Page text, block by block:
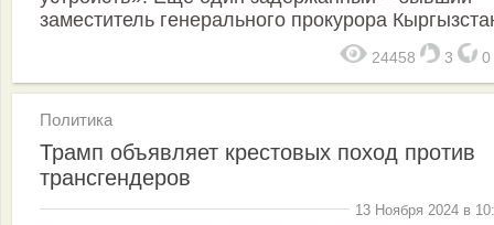
заместитель генерального прокурора
24458 3 0
Политика
Трамп объявляет крестовых поход против
трансгендеров
13 Ноября 2024 в